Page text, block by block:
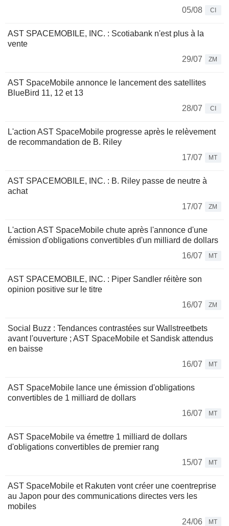
05/08
CI
AST SPACEMOBILE, INC. : Scotiabank n'est plus à la
vente
29/07
ZM
AST SpaceMobile annonce le lancement des satellites
BlueBird 11, 12 et 13
28/07
CI
L'action AST SpaceMobile progresse après le relèvement
de recommandation de B. Riley
17/07
MT
AST SPACEMOBILE, INC. : B. Riley passe de neutre à
achat
17/07
ZM
L'action AST SpaceMobile chute après l'annonce d'une
émission d'obligations convertibles d'un milliard de dollars
16/07
MT
AST SPACEMOBILE, INC. : Piper Sandler réitère son
opinion positive sur le titre
16/07
ZM
Social Buzz : Tendances contrastées sur Wallstreetbets
avant l'ouverture ; AST SpaceMobile et Sandisk attendus
en baisse
16/07
MT
AST SpaceMobile lance une émission d'obligations
convertibles de 1 milliard de dollars
16/07
MT
AST SpaceMobile va émettre 1 milliard de dollars
d'obligations convertibles de premier rang
15/07
MT
AST SpaceMobile et Rakuten vont créer une coentreprise
au Japon pour des communications directes vers les
mobiles
24/06
MT